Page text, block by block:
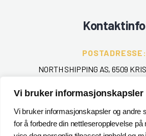
Vi bruker informasjonskapsler
Vi bruker informasjonskapsler og andre
for å forbedre din nettleseropplevelse på
Kontaktinfo
POSTADRESSE:
NORTH SHIPPING AS, 6509
TELEFON:
+ 47 715 40 000
EPOST :